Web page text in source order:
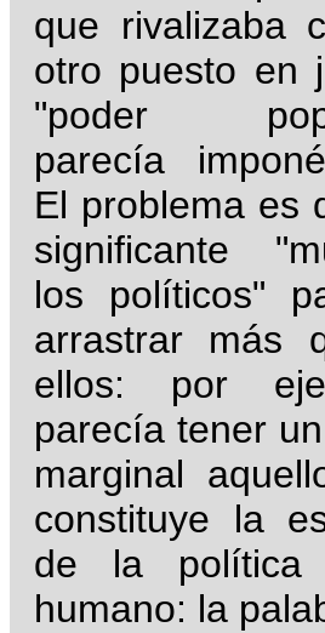
que rivalizaba
otro puesto en
"poder
parecía
El problema es
significante
los políticos"
arrastrar más
ellos: por
parecía tener
marginal
constituye la
de la
humano: la